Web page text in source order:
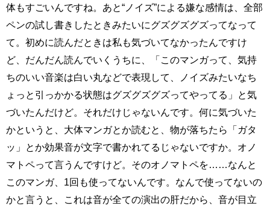
体もすごいんですね。あと“ノイズ”による嫌な感情は、全部
ペンの試し書きしたときみたいにグズグズグズってなって
て。初めに読んだときは私も気づいてなかったんですけ
ど、だんだん読んでいくうちに、「このマンガって、気持
ちのいい音楽は白い丸などで表現して、ノイズみたいなち
ょっと引っかかる状態はグズグズグズってやってる」と気
づいたんだけど。それだけじゃないんです。何に気づいた
かというと、大体マンガとか読むと、物が落ちたら「ガタ
ッ」とか効果音が文字で書かれてるじゃないですか。オノ
マトペって言うんですけど。そのオノマトペを……なんと
このマンガ、1回も使ってないんです。なんで使ってないの
かと言うと、これは音が全ての演出の肝だから、音が目立